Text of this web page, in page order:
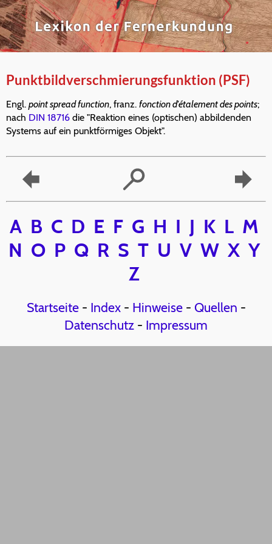
Punktbildverschmierungsfunktion (PSF)
Engl. point spread function, franz. fonction d'étalement des points;
nach DIN 18716 die "Reaktion eines (optischen) abbildenden
Systems auf ein punktförmiges Objekt".
A B C D E F G H I J K L M
N O P Q R S T U V W X Y
Z
Startseite- Index- Hinweise- Quellen -
Datenschutz - Impressum